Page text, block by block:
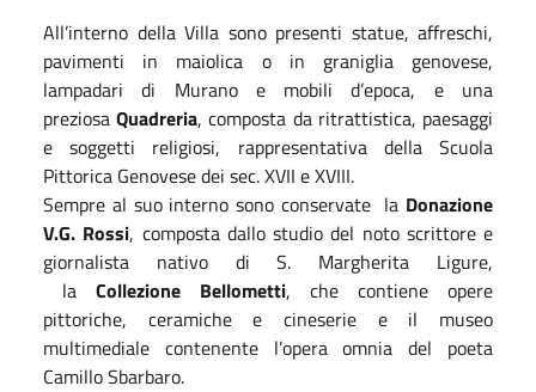
All’interno della Villa sono presenti statue, affreschi,
pavimenti in maiolica o in graniglia genovese,
lampadari di Murano e mobili d’epoca, e una
preziosaQuadreria, composta da ritrattistica, paesaggi
e soggetti religiosi, rappresentativa della Scuola
Pittorica Genovese dei sec. XVII e XVIII.
Sempre al suo interno sono conservate la Donazione
V.G. Rossi, composta dallo studio del noto scrittore e
giornalista nativo di S. Margherita Ligure,
la Collezione Bellometti, che contiene opere
pittoriche, ceramiche e cineserie e il museo
multimediale contenente l’opera omnia del poeta
Camillo Sbarbaro.